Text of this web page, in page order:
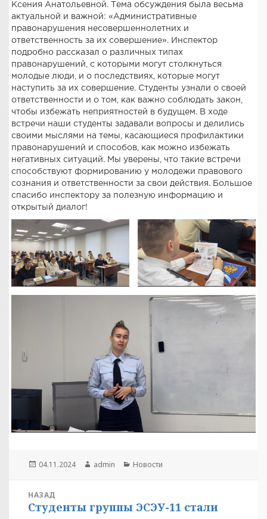
Ксения Анатольевной. Тема обсуждения была весьма
актуальной и важной: «Административные
правонарушения несовершеннолетних и
ответственность за их совершение». Инспектор
подробно рассказал о различных типах
правонарушений, с которыми могут столкнуться
молодые люди, и о последствиях, которые могут
наступить за их совершение. Студенты узнали о своей
ответственности и о том, как важно соблюдать закон,
чтобы избежать неприятностей в будущем. В ходе
встречи наши студенты задавали вопросы и делились
своими мыслями на темы, касающиеся профилактики
правонарушений и способов, как можно избежать
негативных ситуаций. Мы уверены, что такие встречи
способствуют формированию у молодежи правового
сознания и ответственности за свои действия. Большое
спасибо инспектору за полезную информацию и
открытый диалог!
Опубликовано
04.11.2024 Автор
admin Рубрики
Новости
Навигация
по
НАЗАД
Предыдущая
Студенты группы ЭСЭУ-11 стали